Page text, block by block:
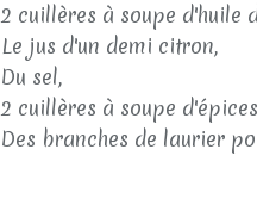
2 cuillères à soupe d'huile
Le jus d'un demi citron,
Du sel,
2 cuillères à soupe
Des branches de laurier